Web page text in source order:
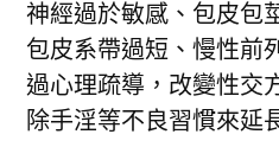
神經過於敏感、包皮包
包皮系帶過短、慢性前
過心理疏導，改變性交
除手淫等不良習慣來延